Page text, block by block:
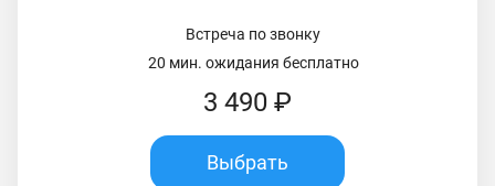
Встреча по звонку
20 мин. ожидания бесплатно
3 490 ₽
Выбрать